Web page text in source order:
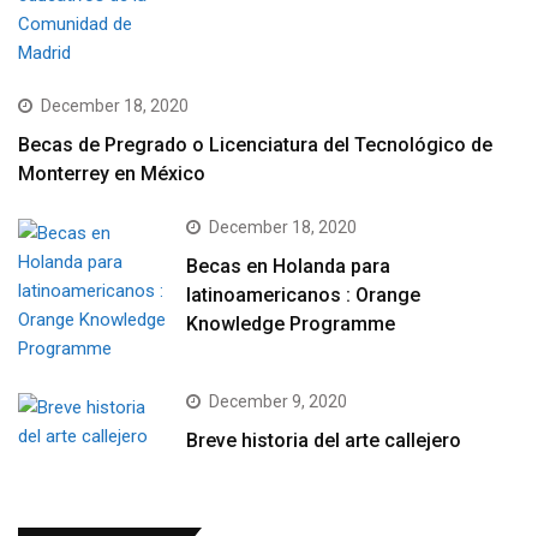
December 18, 2020
Becas de Pregrado o Licenciatura del Tecnológico de
Monterrey en México
December 18, 2020
Becas en Holanda para
latinoamericanos : Orange
Knowledge Programme
December 9, 2020
Breve historia del arte callejero